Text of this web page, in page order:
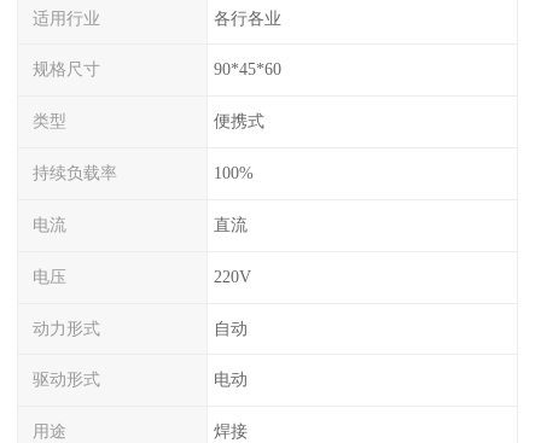
适用行业 各行各业
规格尺寸 90*45*60
类型 便携式
持续负载率 100%
电流 直流
电压 220V
动力形式 自动
驱动形式 电动
用途 焊接